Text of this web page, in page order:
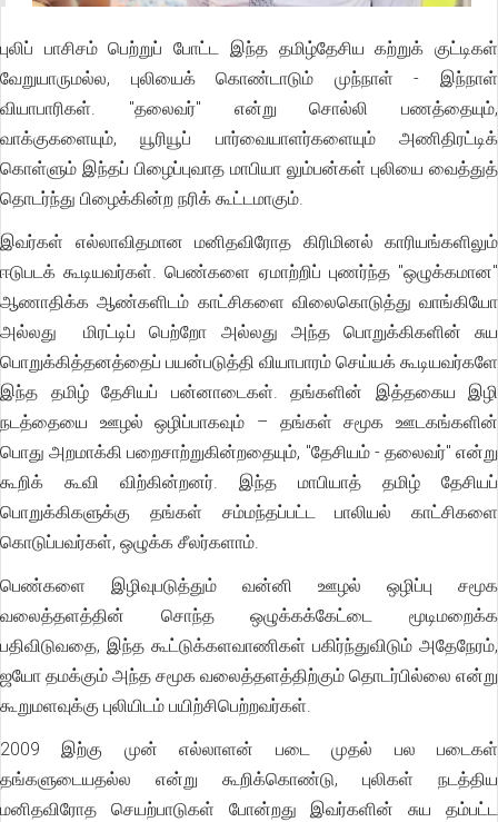
புலிப் பாசிசம் பெற்றுப் போட்ட இந்த தமிழ்தேசிய கற்றுக் குட்டிகள்
வேறுயாருமல்ல, புலியைக் கொண்டாடும் முந்நாள் - இந்நாள்
வியாபாரிகள். "தலைவர்" என்று சொல்லி பணத்தையும்,
வாக்குகளையும், யூரியூப் பார்வையாளர்களையும் அணிதிரட்டிக்
கொள்ளும் இந்தப் பிழைப்புவாத மாபியா லும்பன்கள் புலியை வைத்துத்
தொடர்ந்து பிழைக்கின்ற நரிக் கூட்டமாகும்.
இவர்கள் எல்லாவிதமான மனிதவிரோத கிரிமினல் காரியங்களிலும்
ஈடுபடக் கூடியவர்கள். பெண்களை ஏமாற்றிப் புணர்ந்த "ஒழுக்கமான"
ஆணாதிக்க ஆண்களிடம் காட்சிகளை விலைகொடுத்து வாங்கியோ
அல்லது மிரட்டிப் பெற்றோ அல்லது அந்த பொறுக்கிகளின் சுய
பொறுக்கித்தனத்தைப் பயன்படுத்தி வியாபாரம் செய்யக் கூடியவர்களே
இந்த தமிழ் தேசியப் பன்னாடைகள். தங்களின் இத்தகைய இழி
நடத்தையை ஊழல் ஒழிப்பாகவும் – தங்கள் சமூக ஊடகங்களின்
பொது அறமாக்கி பறைசாற்றுகின்றதையும், "தேசியம் - தலைவர்" என்று
கூறிக் கூவி விற்கின்றனர். இந்த மாபியாத் தமிழ் தேசியப்
பொறுக்கிகளுக்கு தங்கள் சம்மந்தப்பட்ட பாலியல் காட்சிகளை
கொடுப்பவர்கள், ஒழுக்க சீலர்களாம்.
பெண்களை இழிவுபடுத்தும் வன்னி ஊழல் ஒழிப்பு சமூக
வலைத்தளத்தின் சொந்த ஒழுக்கக்கேட்டை மூடிமறைக்க
பதிவிடுவதை, இந்த கூட்டுக்களவாணிகள் பகிர்ந்துவிடும் அதேநேரம்,
ஜயோ தமக்கும் அந்த சமூக வலைத்தளத்திற்கும் தொடர்பில்லை என்று
கூறுமளவுக்கு புலியிடம் பயிற்சிபெற்றவர்கள்.
2009 இற்கு முன் எல்லாளன் படை முதல் பல படைகள்
தங்களுடையதல்ல என்று கூறிக்கொண்டு, புலிகள் நடத்திய
மனிதவிரோத செயற்பாடுகள் போன்றது இவர்களின் சுய தம்பட்ட